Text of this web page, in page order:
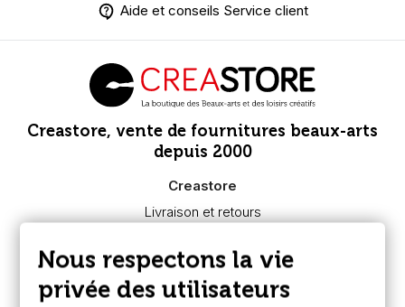
Aide et conseils Service client
Creastore, vente de fournitures beaux-arts
depuis 2000
Creastore
Livraison et retours
Paiement sécurisé
FAQ
Boutique à Angers
Nous respectons la vie
privée des utilisateurs